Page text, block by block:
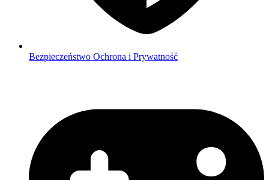
Bezpieczeństwo Ochrona i Prywatność